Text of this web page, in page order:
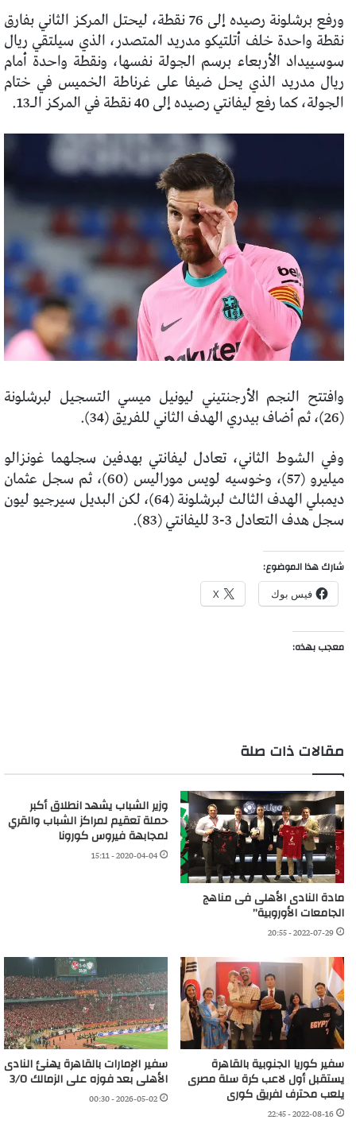
ورفع برشلونة رصيده إلى 76 نقطة، ليحتل المركز الثاني بفارق
نقطة واحدة خلف أتلتيكو مدريد المتصدر، الذي سيلتقي ريال
سوسييداد الأربعاء برسم الجولة نفسها، ونقطة واحدة أمام
ريال مدريد الذي يحل ضيفا على غرناطة الخميس في ختام
الجولة، كما رفع ليفانتي رصيده إلى 40 نقطة في المركز الـ13.
وافتتح النجم الأرجنتيني ليونيل ميسي التسجيل لبرشلونة
(26)، ثم أضاف بيدري الهدف الثاني للفريق (34).
وفي الشوط الثاني، تعادل ليفانتي بهدفين سجلهما غونزالو
ميليرو (57)، وخوسيه لويس موراليس (60)، ثم سجل عثمان
ديمبلي الهدف الثالث لبرشلونة (64)، لكن البديل سيرجيو ليون
سجل هدف التعادل 3-3 لليفانتي (83).
شارك هذا الموضوع:
فيس بوك X
معجب بهذه:
مقالات ذات صلة
مادة النادى الأهلى فى مناهج
الجامعات الأوروبية”
2022-07-29 - 20:55
وزير الشباب يشهد انطلاق أكبر
حملة تعقيم لمراكز الشباب والقري
لمجابهة فيروس كورونا
2020-04-04 - 15:11
سفير كوريا الجنوبية بالقاهرة
يستقبل أول لاعب كرة سلة مصرى
يلعب محترف لفريق كورى
2022-08-16 - 22:45
سفير الإمارات بالقاهرة يهنئ النادى
الأهلى بعد فوزه على الزمالك 3/0
2026-05-02 - 00:30